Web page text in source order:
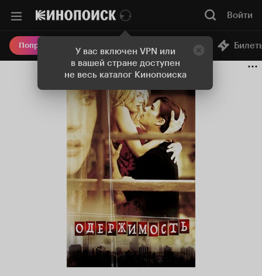
У вас включен VPN или
в вашей стране доступен
не весь каталог Кинопоиска
Войти
Попробовать Плюс Онлайн-кинотеатр